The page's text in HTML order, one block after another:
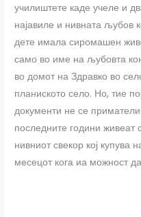
училиштете каде учеле и
најавиле и нивната љубов
дете имала сиромашен
само во име на љубовта
во домот на Здравко во
планиското село. Но, тие
документи не се
последните години живеат
нивниот свекор кој
месецот кога иа можност